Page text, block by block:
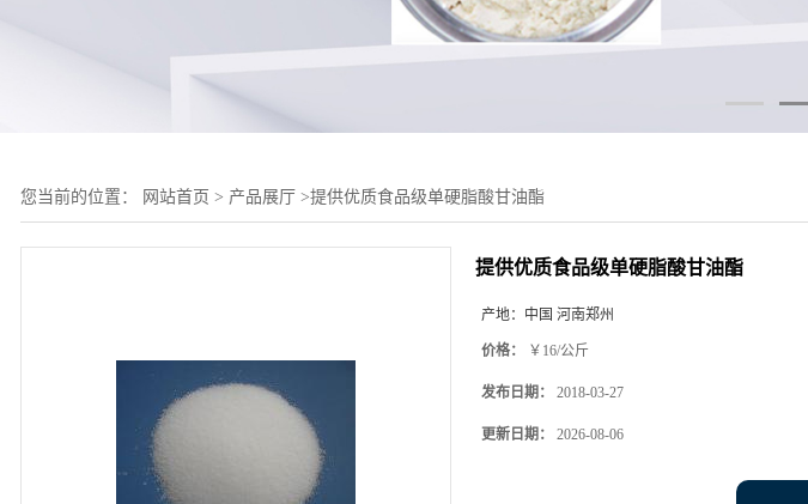
您当前的位置： 网站首页 > 产品展厅 >提供优质食品级单硬脂酸甘油酯
提供优质食品级单硬脂酸甘油酯
产地： 中国 河南郑州
价格： ￥16/公斤
发布日期： 2018-03-27
更新日期： 2026-08-06